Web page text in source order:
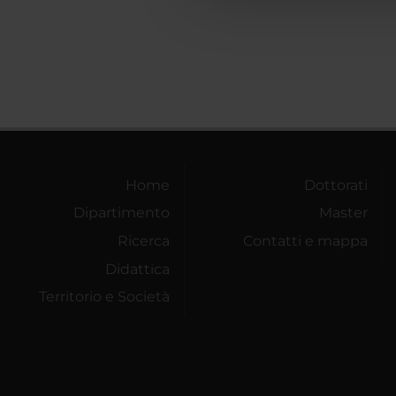
Home
Dipartimento
Ricerca
Didattica
Territorio e Società
Dottorati
Master
Contatti e mappa